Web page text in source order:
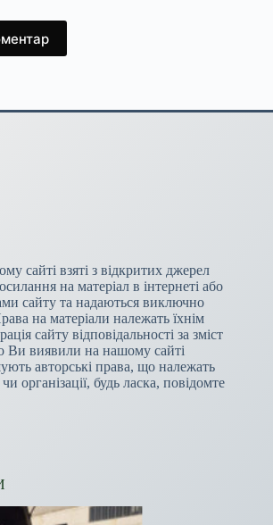
сайті взяті з відкритих джерел
на матеріал в інтернеті або
сайту та надаються виключно
на матеріали належать їхнім
сайту відповідальності за зміст
Ви виявили на нашому сайті
авторські права, що належать
організації, будь ласка, повідомте